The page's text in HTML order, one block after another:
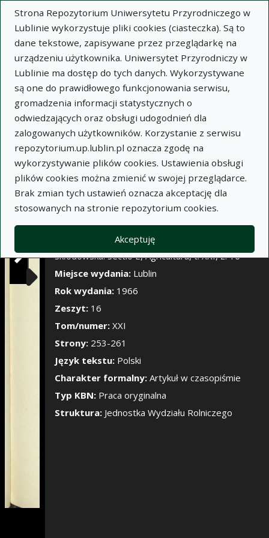
Strona Repozytorium Uniwersytetu Przyrodniczego w
Lublinie wykorzystuje pliki cookies (ciasteczka). Są to
dane tekstowe, zapisywane przez przeglądarkę na
urządzeniu użytkownika. Uniwersytet Przyrodniczy w
Lublinie ma dostęp do tych danych. Wykorzystywane
są one do prawidłowego funkcjonowania serwisu,
gromadzenia informacji statystycznych o
odwiedzających oraz obsługi udogodnień dla
zalogowanych użytkowników. Korzystanie z serwisu
repozytorium.up.lublin.pl oznacza zgodę na
wykorzystywanie plików cookies. Ustawienia obsługi
plików cookies można zmienić w swojej przeglądarce.
Brak zmian tych ustawień oznacza akceptację dla
stosowanych na stronie repozytorium cookies.
Akceptuję
Pokaż/Ukryj
×
Opis Notatki
Autor:Czesław Szajer
Tytuł:Wpływ dodatku wyciągów
enzymatycznych z grzybni szczepów
Trichothecium roseum na zmiany zawartości
ekstraktu i frakcji białkowych w piwie w czasie
jego leżakowania
Wariant tytułu:The influence of enzymatic
extracts from Trichothecium roseum strains on
the content of extract and protein fractions in
beer during its storage
Annales Universitatis Mariae Curie-
Skłodowska. Sectio E, Agricultura, t. XXI, z. 16
Miejsce wydania: Lublin
Rok wydania: 1966
Zeszyt: 16
Tom/numer: XXI
Strony: 253-261
Język tekstu: Polski
Charakter formalny: Artykuł w czasopiśmie
Typ KBN: Praca oryginalna
Struktura: Jednostka Wydziału Rolniczego